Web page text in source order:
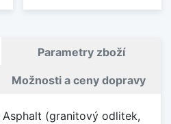
Parametry zboží
Možnosti a ceny dopravy
Asphalt (granitový odlitek,